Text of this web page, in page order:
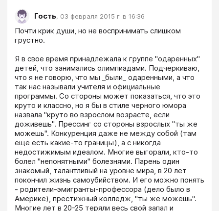
Гость, 03 февраля 2015 г. в 16:36
Почти крик души, но не воспринимать слишком
грустно.
Я в свое время принадлежала к группе "одаренных"
детей, что занимались олимпиадами. Подчеркиваю,
что я не говорю, что мы _были_ одаренными, а что
так нас называли учителя и официальные
программы. Со стороны может показаться, что это
круто и классно, но я бы в стиле черного юмора
назвала "круто во взрослом возрасте, если
доживешь". Прессинг со стороны взрослых "ты же
можешь". Конкуренция даже не между собой (там
еще есть какие-то границы), а с никогда
недостижимым идеалом. Многие выгорали, кто-то
болел "непонятными" болезнями. Парень один
знакомый, талантливый на уровне мира, в 20 лет
покончил жизнь самоубийством. И его можно понять
- родители-эмигранты-профессора (дело было в
Америке), престижный колледж, "ты же можешь".
Многие лет в 20-25 теряли весь свой запал и